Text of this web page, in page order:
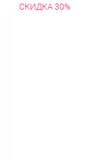
СКИДКА 30%